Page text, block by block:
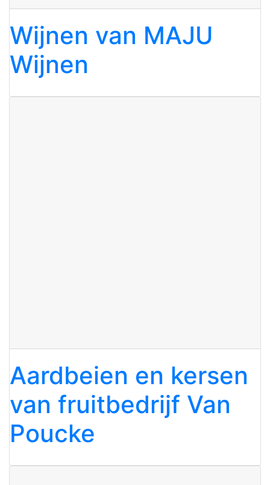
Wijnen van MAJU
Wijnen
Aardbeien en kersen
van fruitbedrijf Van
Poucke